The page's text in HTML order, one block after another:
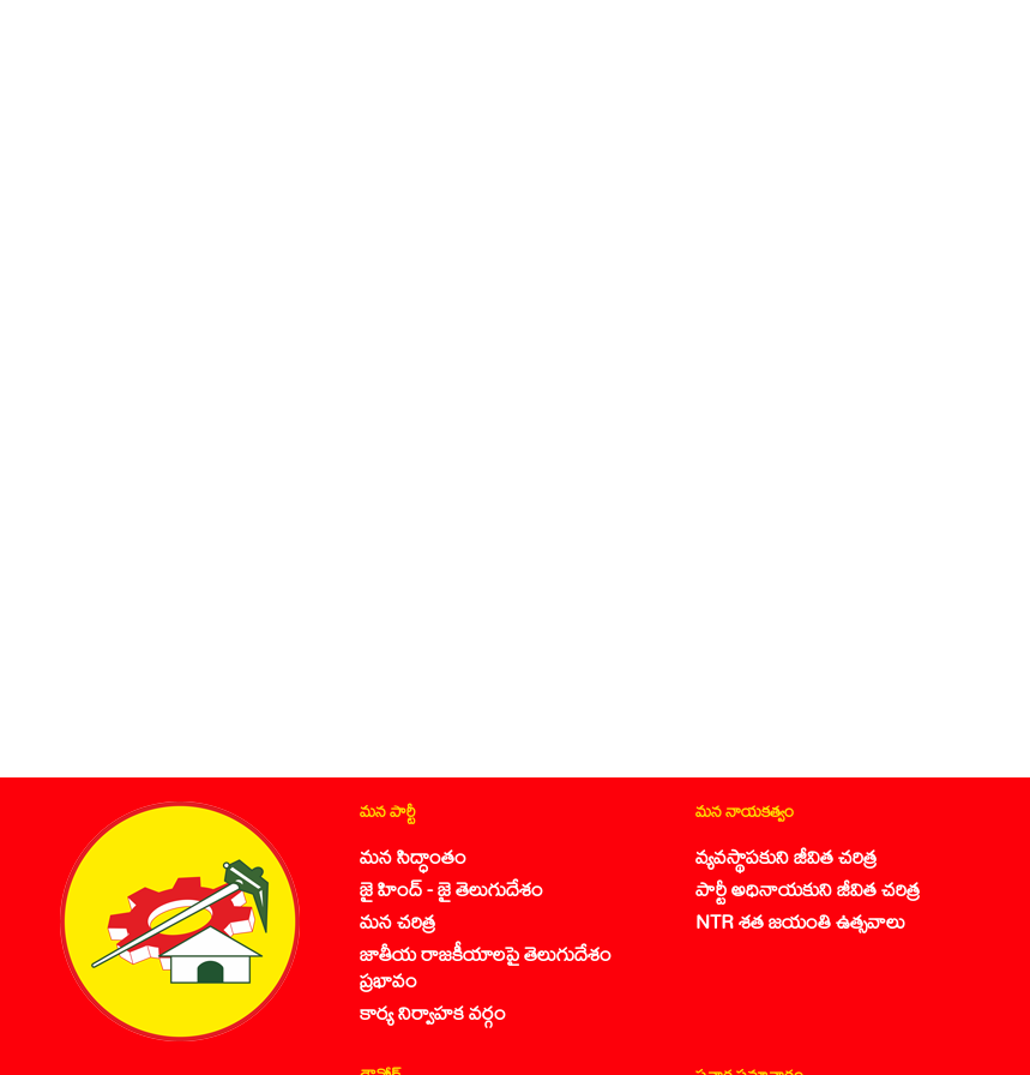
మన పార్టీ
మన సిద్ధాంతం
జై హింద్ - జై తెలుగుదేశం
మన చరిత్ర
జాతీయ రాజకీయాలపై తెలుగుదేశం
ప్రభావం
కార్య నిర్వాహక వర్గం
మన నాయకత్వం
వ్యవస్థాపకుని జీవిత చరిత్ర
పార్టీ అధినాయకుని జీవిత చరిత్ర
NTR శత జయంతి ఉత్సవాలు